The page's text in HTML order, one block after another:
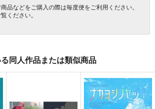
品などをご購入の際は毎度便をご利用ください。
ください。
同人作品または類似商品